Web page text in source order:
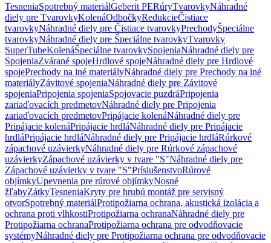
TesneniaSpotrebný materiálGeberit PERúryTvarovkyNáhradné
diely pre TvarovkyKolenáOdbočkyRedukcieČistiace
tvarovkyNáhradné diely pre Čistiace tvarovkyPrechodyŠpeciálne
tvarovkyNáhradné diely pre Špeciálne tvarovkyTvarovky
SuperTubeKolenáŠpeciálne tvarovkySpojeniaNáhradné diely pre
SpojeniaZvárané spojeHrdlové spojeNáhradné diely pre Hrdlové
spojePrechody na iné materiályNáhradné diely pre Prechody na iné
materiályZávitové spojeniaNáhradné diely pre Závitové
spojeniaPripojenia spojeniaSpojovacie puzdráPripojenia
zariaďovacích predmetovNáhradné diely pre Pripojenia
zariaďovacích predmetovPripájacie kolenáNáhradné diely pre
Pripájacie kolenáPripájacie hrdláNáhradné diely pre Pripájacie
hrdláPripájacie hrdláNáhradné diely pre Pripájacie hrdláRúrkové
zápachové uzávierkyNáhradné diely pre Rúrkové zápachové
uzávierkyZápachové uzávierky v tvare "S"Náhradné diely pre
Zápachové uzávierky v tvare "S"PríslušenstvoRúrové
objímkyUpevnenia pre rúrové objímkyNosné
žľabyZátkyTesneniaKryty pre hrubú montáž pre servisný
otvorSpotrebný materiálProtipožiarna ochrana, akustická izolácia a
ochrana proti vlhkostiProtipožiarna ochranaNáhradné diely pre
Protipožiarna ochranaProtipožiarna ochrana pre odvodňovacie
systémyNáhradné diely pre Protipožiarna ochrana pre odvodňovacie